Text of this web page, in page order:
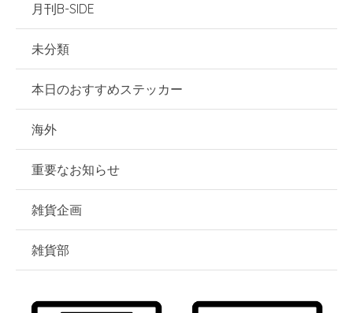
月刊B-SIDE
未分類
本日のおすすめステッカー
海外
重要なお知らせ
雑貨企画
雑貨部